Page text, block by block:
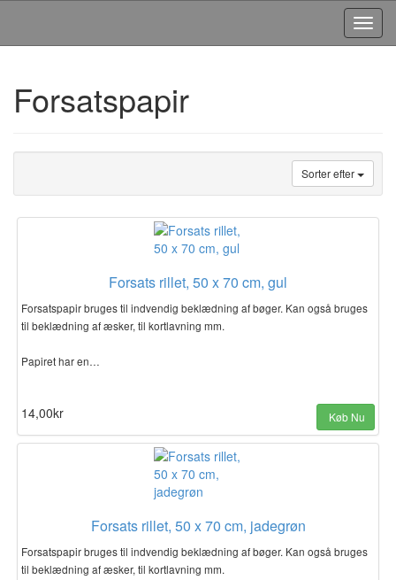
Forsatspapir
Sorter efter
Forsats rillet, 50 x 70 cm, gul
Forsatspapir bruges til indvendig beklædning af bøger. Kan også bruges
til beklædning af æsker, til kortlavning mm.
Papiret har en…
14,00kr Køb Nu
Forsats rillet, 50 x 70 cm, jadegrøn
Forsatspapir bruges til indvendig beklædning af bøger. Kan også bruges
til beklædning af æsker, til kortlavning mm.